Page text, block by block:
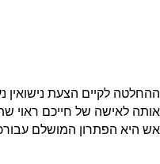
ההחלטה לקיים הצעת
אותה לאישה של חייכם ראוי
אש היא הפתרון המושלם